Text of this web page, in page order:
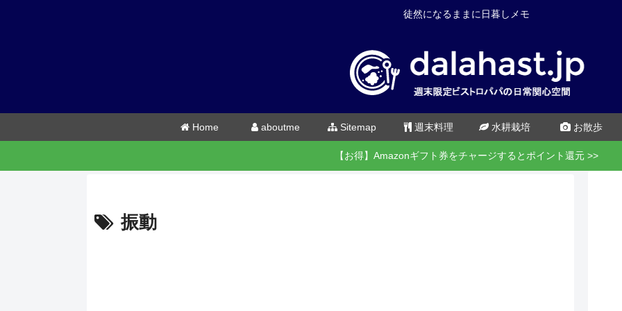
徒然になるままに日暮しメモ
Home aboutme Sitemap 週末料理 水耕栽培 お散歩
【お得】Amazonギフト券をチャージするとポイント還元 >>
振動